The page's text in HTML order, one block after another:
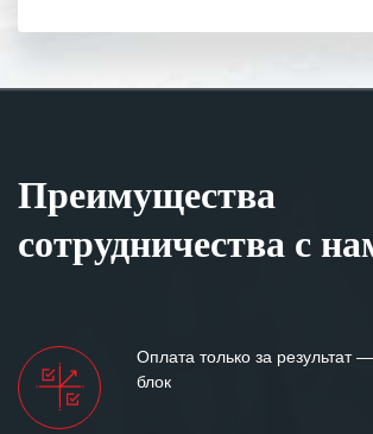
Преимущества
сотрудничества с
Оплата только за результат
блок